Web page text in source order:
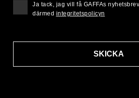
SKICKA
Ja tack, jag vill få GAFFAs
därmed integritetspolicyn